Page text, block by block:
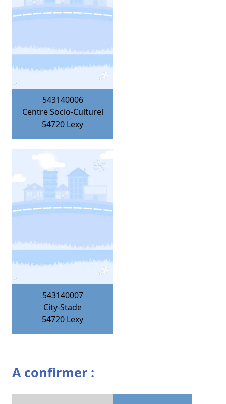
543140006
Centre Socio-Culturel
54720 Lexy
543140007
City-Stade
54720 Lexy
A confirmer :